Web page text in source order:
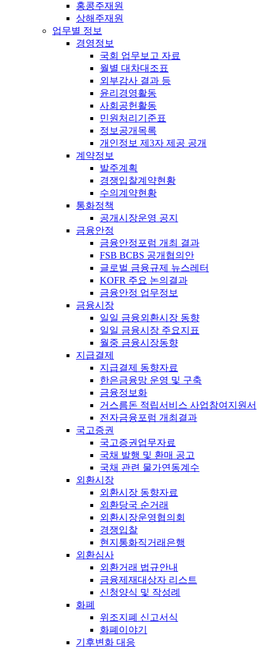
홍콩주재원
상해주재원
업무별 정보
경영정보
국회 업무보고 자료
월별 대차대조표
외부감사 결과 등
윤리경영활동
사회공헌활동
민원처리기준표
정보공개목록
개인정보 제3자 제공 공개
계약정보
발주계획
경쟁입찰계약현황
수의계약현황
통화정책
공개시장운영 공지
금융안정
금융안정포럼 개최 결과
FSB BCBS 공개협의안
글로벌 금융규제 뉴스레터
KOFR 주요 논의결과
금융안정 업무정보
금융시장
일일 금융외환시장 동향
일일 금융시장 주요지표
월중 금융시장동향
지급결제
지급결제 동향자료
한은금융망 운영 및 구축
금융정보화
거스름돈 적립서비스 사업참여지원서
전자금융포럼 개최결과
국고증권
국고증권업무자료
국채 발행 및 환매 공고
국채 관련 물가연동계수
외환시장
외환시장 동향자료
외환당국 순거래
외환시장운영협의회
경쟁입찰
현지통화직거래은행
외환심사
외환거래 법규안내
금융제재대상자 리스트
신청양식 및 작성례
화폐
위조지폐 신고서식
화폐이야기
기후변화 대응